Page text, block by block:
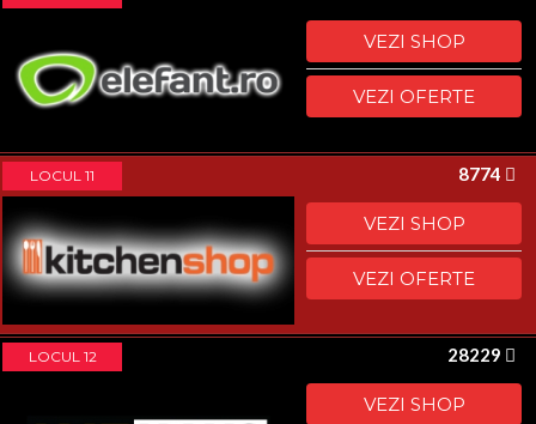
VEZI SHOP
VEZI OFERTE
LOCUL 11 8774
VEZI SHOP
VEZI OFERTE
LOCUL 12 28229
VEZI SHOP